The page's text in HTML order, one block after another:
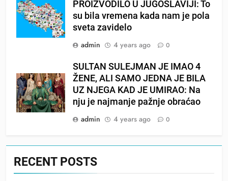
PROIZVODILO U JUGOSLAVIJI: To
su bila vremena kada nam je pola
sveta zavidelo
admin
4 years ago 0
SULTAN SULEJMAN JE IMAO 4
ŽENE, ALI SAMO JEDNA JE BILA
UZ NJEGA KAD JE UMIRAO: Na
nju je najmanje pažnje obraćao
admin
4 years ago 0
RECENT POSTS